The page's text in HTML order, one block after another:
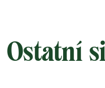
Ostatní